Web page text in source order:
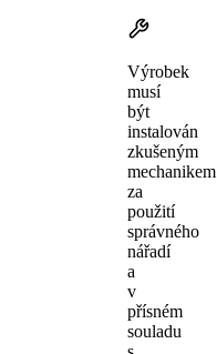
Výrobek
musí
být
instalován
zkušeným
mechanikem
za
použití
správného
nářadí
a
v
přísném
souladu